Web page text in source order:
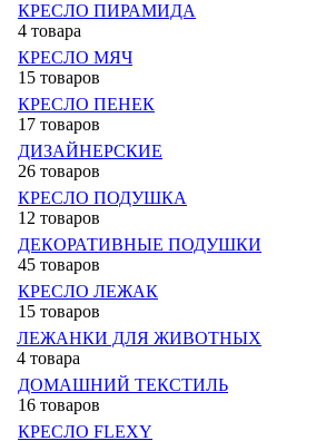
КРЕСЛО ПИРАМИДА
4 товара
КРЕСЛО МЯЧ
15 товаров
КРЕСЛО ПЕНЕК
17 товаров
ДИЗАЙНЕРСКИЕ
26 товаров
КРЕСЛО ПОДУШКА
12 товаров
ДЕКОРАТИВНЫЕ ПОДУШКИ
45 товаров
КРЕСЛО ЛЕЖАК
15 товаров
ЛЕЖАНКИ ДЛЯ ЖИВОТНЫХ
4 товара
ДОМАШНИЙ ТЕКСТИЛЬ
16 товаров
КРЕСЛО FLEXY